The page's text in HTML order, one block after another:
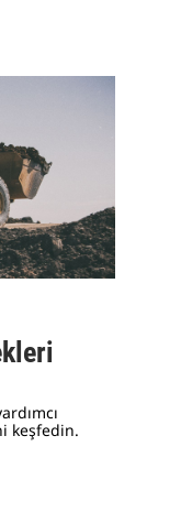
keşfedin.